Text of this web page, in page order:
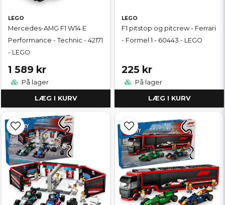
LEGO
Mercedes-AMG F1 W14 E
Performance - Technic - 42171
- LEGO
1 589 kr
På lager
LÆG I KURV
LEGO
F1 pitstop og pitcrew - Ferrari
- Formel 1 - 60443 - LEGO
225 kr
På lager
LÆG I KURV